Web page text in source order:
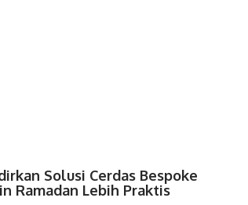
Solusi Cerdas Bespoke
Ramadan Lebih Praktis